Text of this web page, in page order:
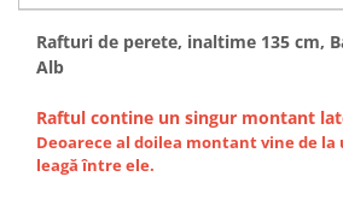
Rafturi de perete, inaltime 135 cm,
Alb
Raftul contine un singur montant
Deoarece al doilea montant vine de
leagă între ele.